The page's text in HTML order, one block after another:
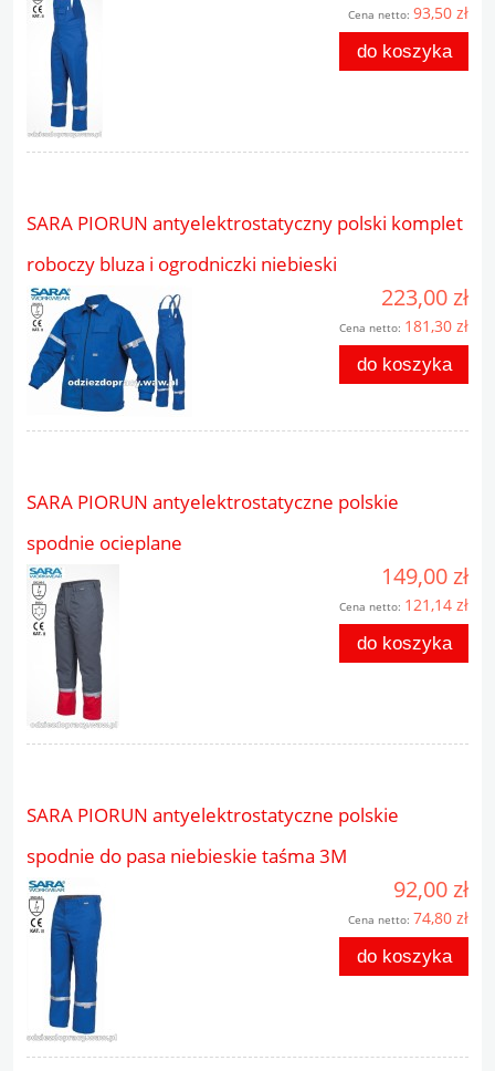
Cena netto: 93,50 zł
do koszyka
SARA PIORUN antyelektrostatyczny polski komplet
roboczy bluza i ogrodniczki niebieski
223,00 zł
Cena netto: 181,30 zł
do koszyka
SARA PIORUN antyelektrostatyczne polskie
spodnie ocieplane
149,00 zł
Cena netto: 121,14 zł
do koszyka
SARA PIORUN antyelektrostatyczne polskie
spodnie do pasa niebieskie taśma 3M
92,00 zł
Cena netto: 74,80 zł
do koszyka